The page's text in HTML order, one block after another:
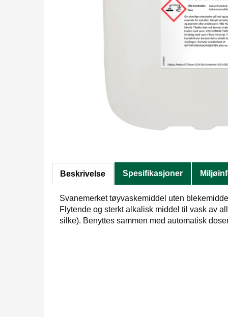
Beskrivelse Spesifikasjoner
Svanemerket tøyvaskemiddel uten
Flytende og sterkt alkalisk middel til vask av
silke). Benyttes sammen med automatisk